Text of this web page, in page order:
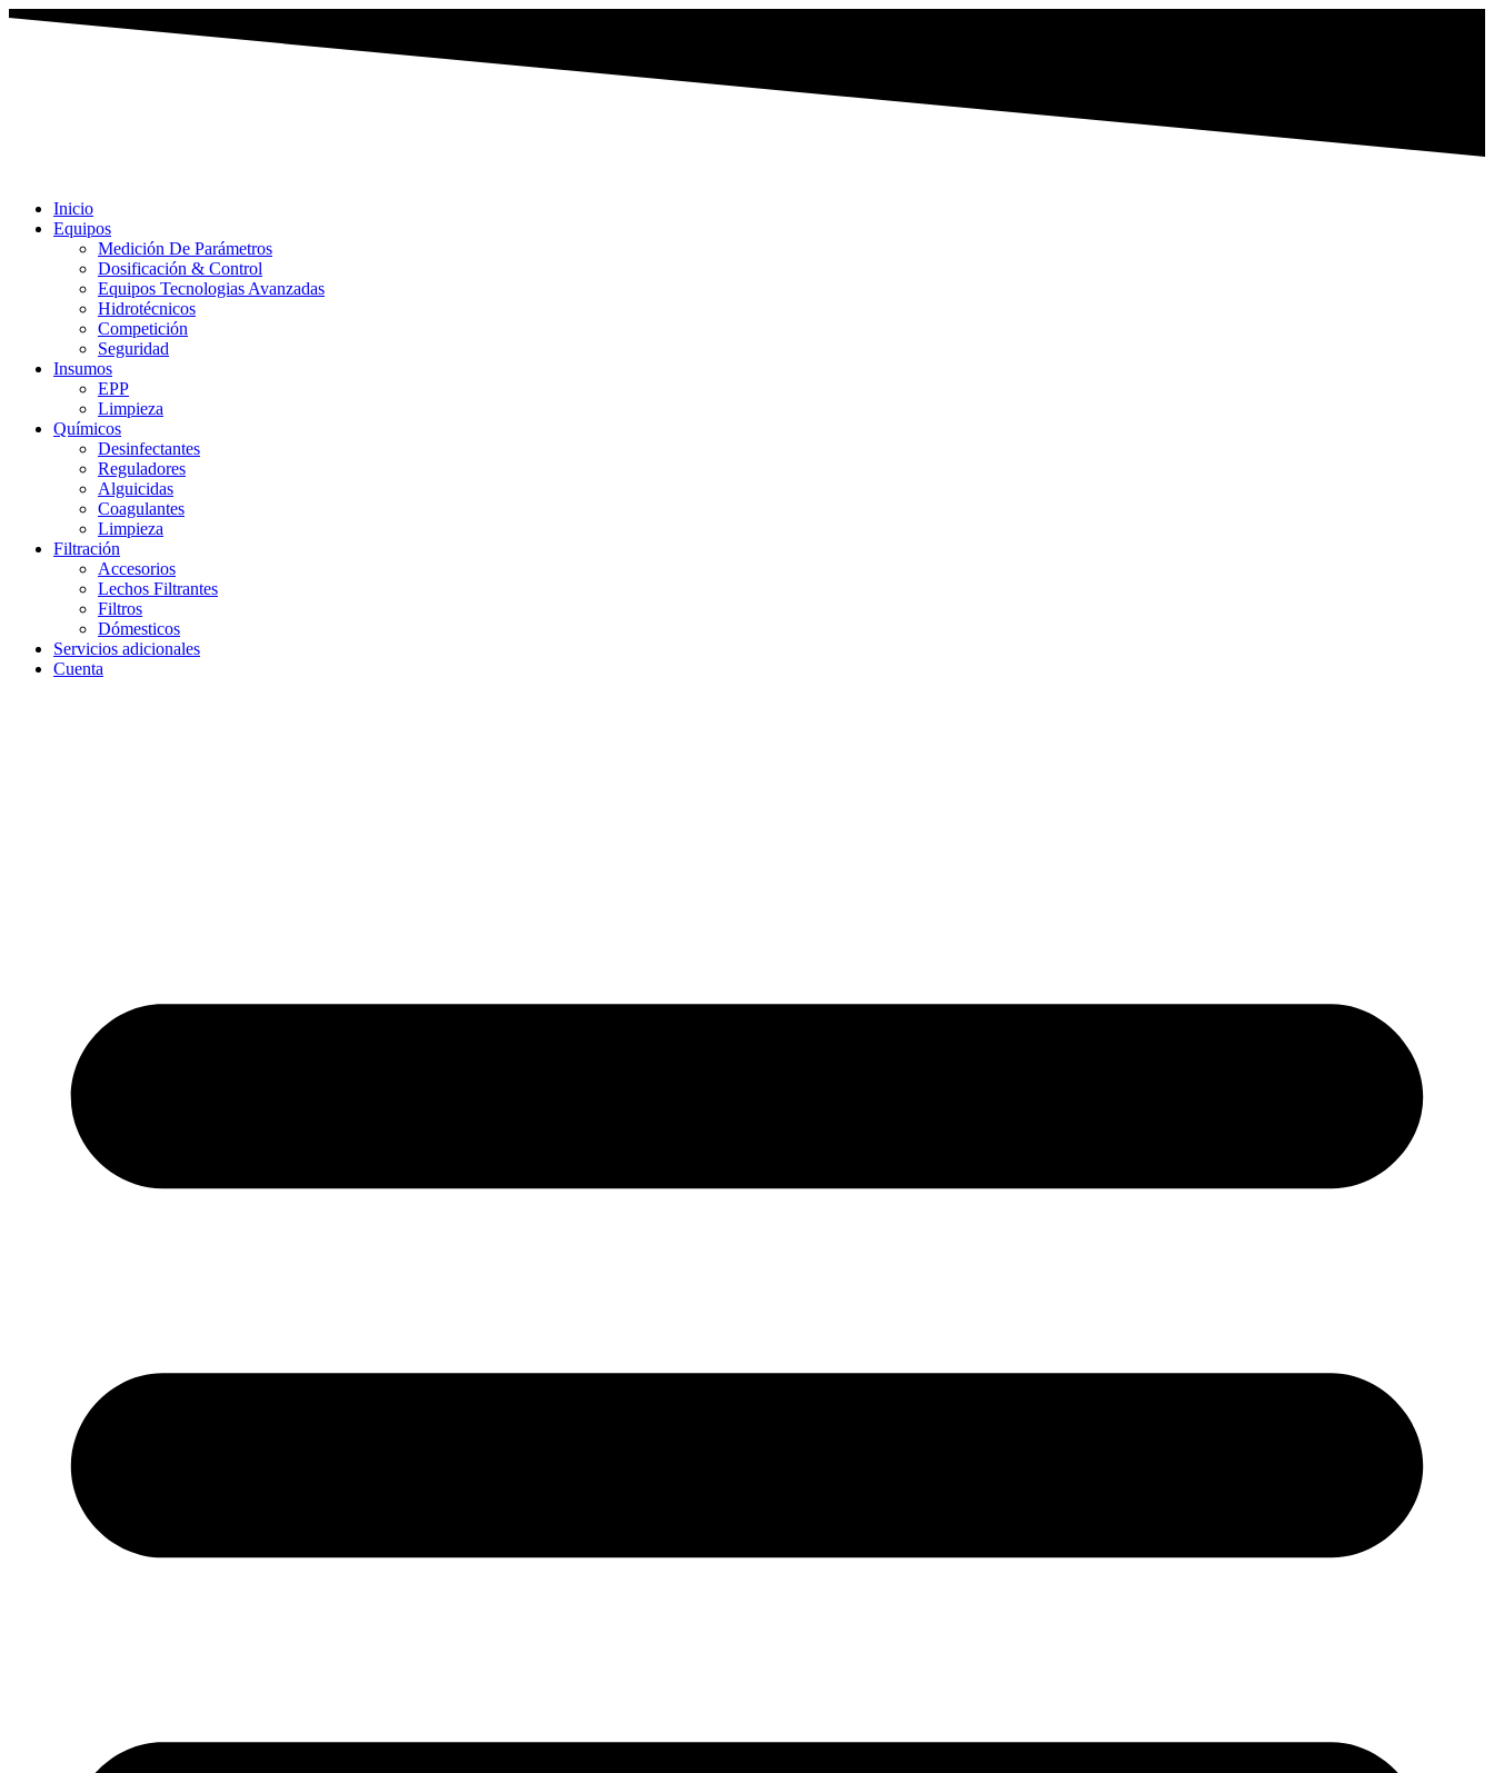
Ir
Inicio
Equipos
Medición De Parámetros
Dosificación & Control
Equipos Tecnologias Avanzadas
Hidrotécnicos
Competición
Seguridad
Insumos
EPP
Limpieza
Químicos
Desinfectantes
Reguladores
Alguicidas
Coagulantes
Limpieza
Filtración
Accesorios
Lechos Filtrantes
Filtros
Dómesticos
Servicios adicionales
Cuenta